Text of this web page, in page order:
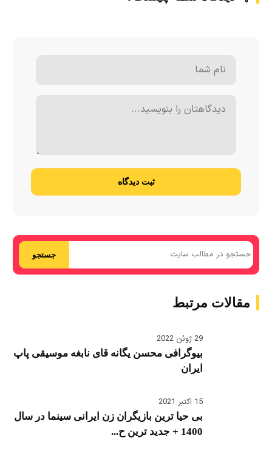
ثبت دیدگاه
جستجو
مقالات مرتبط
29 ژوئن 2022
بیوگرافی محسن یگانه قای نابغه موسیقی پاپ
ایران
15 اکتبر 2021
بی حیا ترین بازیگران زن ایرانی سینما در سال
1400 + جدید ترین ح...